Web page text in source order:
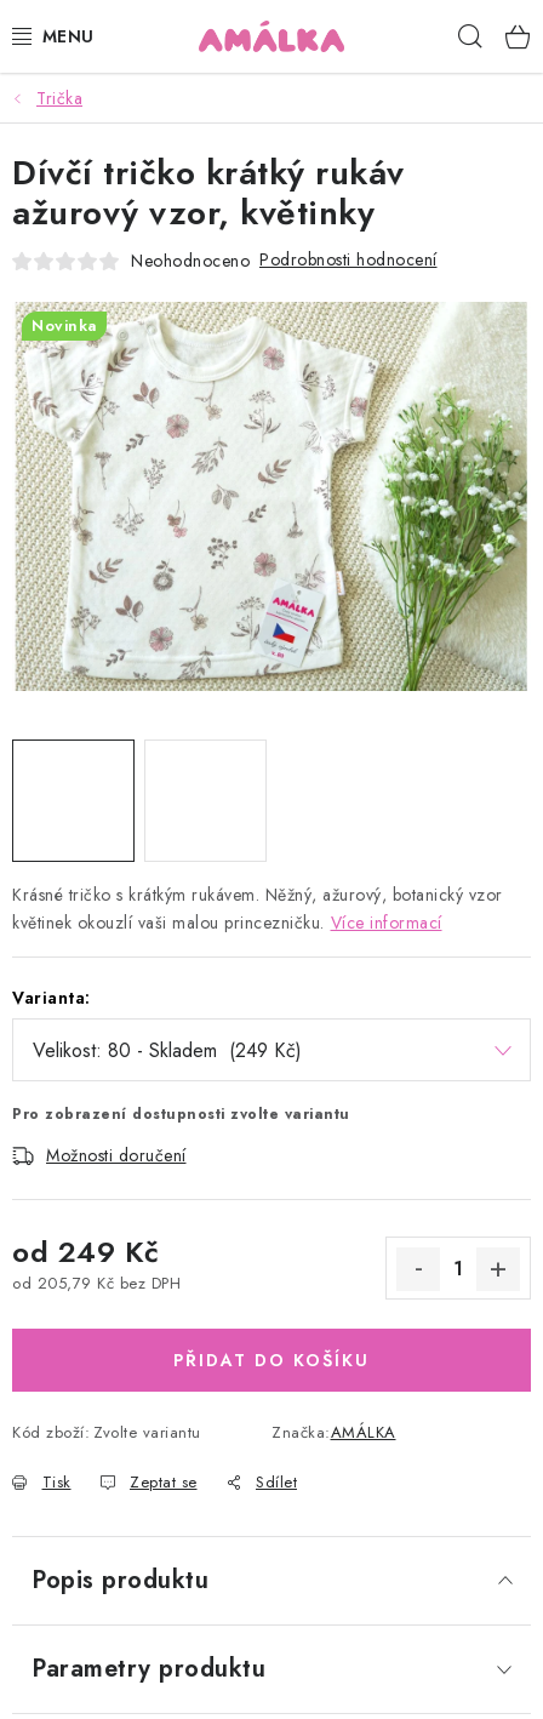
na
KOJENECKÉ, DĚTSKÉ OBLEČENÍ
ČEPICE, RUKAVICE, NÁKRČNÍKY
OSUŠKY, BRYNDÁKY, DEKY, DOPLŇKY
POUKAZY
KONTAKTY
HODNOCENÍ OBCHODU
Kontakty Proč AMÁLKA?
Doprava a platba
Tabulka velikostí
Postup pro vrácení a výměnu
Velkoobchod
Obchodní podmínky
Podmínky ochrany osobních údajů
Blog
Trička
Krásné tričko s krátkým rukávem. Něžný, ažurový, botanický vzor
květinek okouzlí vaši malou princezničku. Více informací
Varianta:
Pro zobrazení dostupnosti zvolte variantu
Možnosti doručení
od 249 Kč
od 205,79 Kč bez DPH
PŘIDAT DO KOŠÍKU
Kód zboží: Zvolte variantu Značka:AMÁLKA
Tisk Zeptat se Sdílet
Dívčí tričko krátký rukáv
ažurový vzor, květinky
Neohodnoceno Podrobnosti hodnocení
Novinka
Popis produktu
Parametry produktu